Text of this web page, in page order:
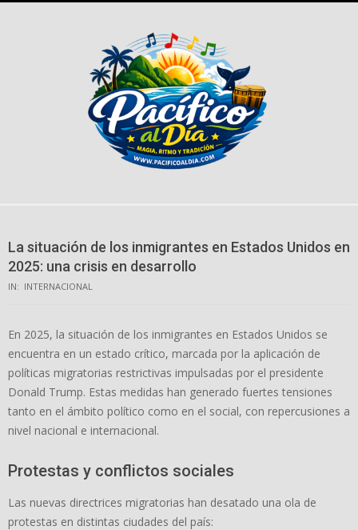
La situación de los inmigrantes en Estados Unidos en
2025: una crisis en desarrollo
IN: INTERNACIONAL
En 2025, la situación de los inmigrantes en Estados Unidos se
encuentra en un estado crítico, marcada por la aplicación de
políticas migratorias restrictivas impulsadas por el presidente
Donald Trump. Estas medidas han generado fuertes tensiones
tanto en el ámbito político como en el social, con repercusiones a
nivel nacional e internacional.
Protestas y conflictos sociales
Las nuevas directrices migratorias han desatado una ola de
protestas en distintas ciudades del país: